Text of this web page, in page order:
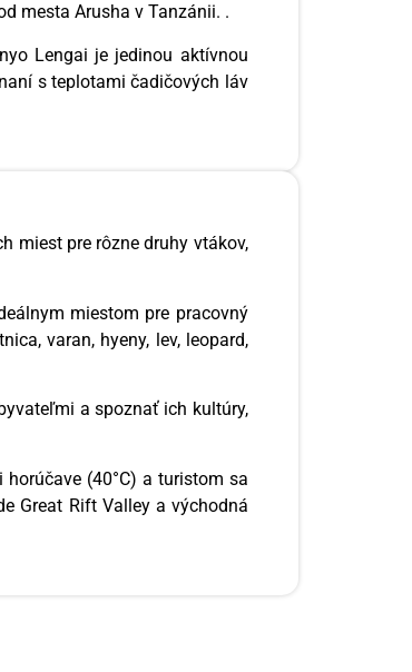
mesta Arusha v Tanzánii. .
Lengai je jedinou aktívnou
s teplotami čadičových láv
miest pre rôzne druhy vtákov,
miestom pre pracovný
varan, hyeny, lev, leopard,
a spoznať ich kultúry,
(40°C) a turistom sa
Great Rift Valley a východná